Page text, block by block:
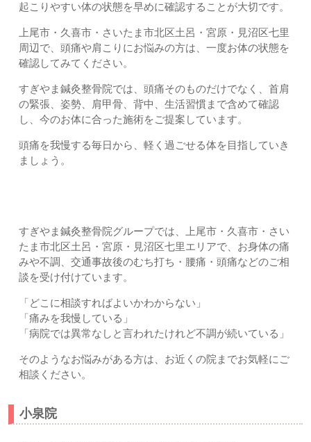
起こりやすい体の状態を早めに確認することが大切です。
上尾市・久喜市・さいたま市北区土呂・宮原・見沼区七里
周辺で、頭痛や肩こりにお悩みの方は、一度お体の状態を
確認してみてください。
すぎやま鍼灸整骨院では、頭痛そのものだけでなく、首肩
の緊張、姿勢、肩甲骨、背中、生活習慣まで含めて確認
し、今のお体に合った施術をご提案しています。
頭痛を我慢する毎日から、軽く過ごせる体を目指していき
ましょう。
すぎやま鍼灸整骨院グループでは、上尾市・久喜市・さい
たま市北区土呂・宮原・見沼区七里エリアで、お身体の痛
みや不調、交通事故後のむち打ち・腰痛・頭痛などのご相
談を受け付けています。
「どこに相談すればよいかわからない」
「痛みを我慢している」
「病院では異常なしと言われたけれど不調が続いている」
そのようなお悩みがある方は、お近くの院までお気軽にご
相談ください。
小泉院